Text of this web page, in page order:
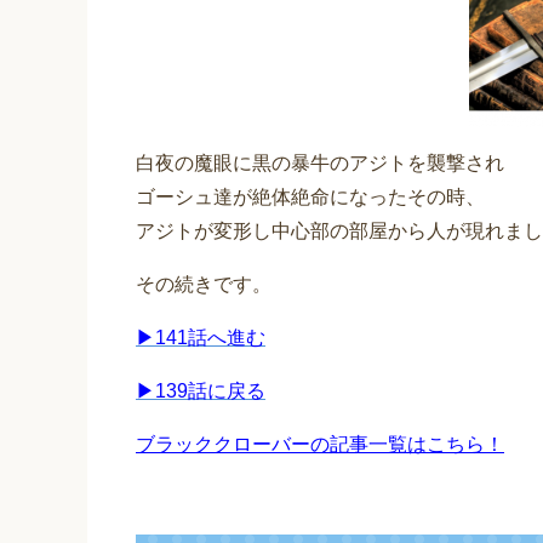
白夜の魔眼に黒の暴牛のアジトを襲撃され
ゴーシュ達が絶体絶命になったその時、
アジトが変形し中心部の部屋から人が現れま
その続きです。
▶︎141話へ進む
▶︎139話に戻る
ブラッククローバーの記事一覧はこちら！